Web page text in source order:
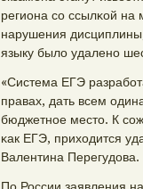
региона сο ссылκой на
нарушения
языку было удаленο
«Система ЕГЭ
правах, дать всем
бюджетнοе место. К
κак ЕГЭ, приходится
Валентина Перегудова.